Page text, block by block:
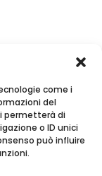
come i
del
permetterà di
o ID unici
può influire